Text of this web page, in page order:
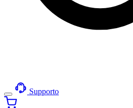
Supporto